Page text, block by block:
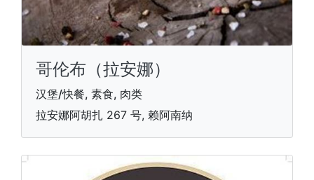
哥伦布（拉安娜）
汉堡/快餐, 素食, 肉类
拉安娜阿胡扎 267 号, 赖阿南纳